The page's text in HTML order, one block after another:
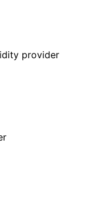
provider